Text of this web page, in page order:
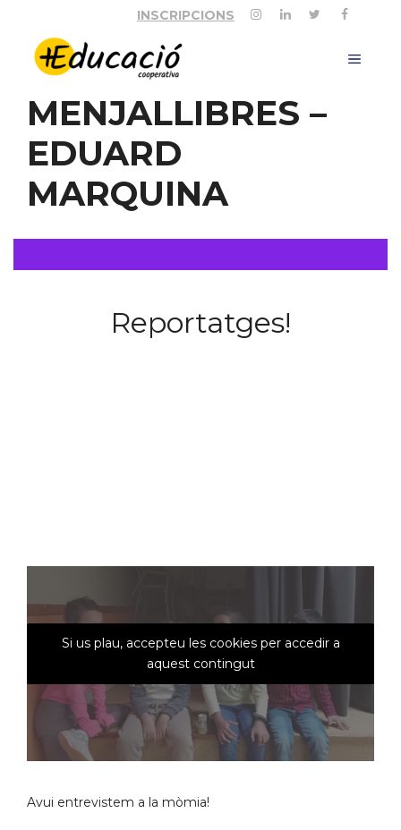
contingut
INSCRIPCIONS
MENÚ
MENJALLIBRES –
EDUARD
MARQUINA
Reportatges!
Si us plau, accepteu les cookies per accedir a
aquest contingut
Avui entrevistem a la mòmia!